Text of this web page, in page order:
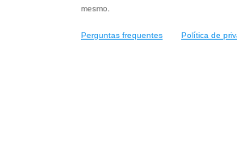
mesmo.
Perguntas frequentes Política de